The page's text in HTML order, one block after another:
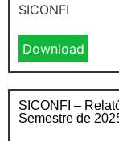
SICONFI
Download
SICONFI –
Semestre de